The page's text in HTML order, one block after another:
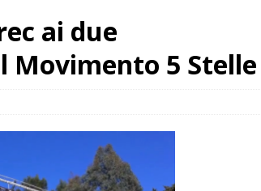
ai due
Movimento 5 Stelle